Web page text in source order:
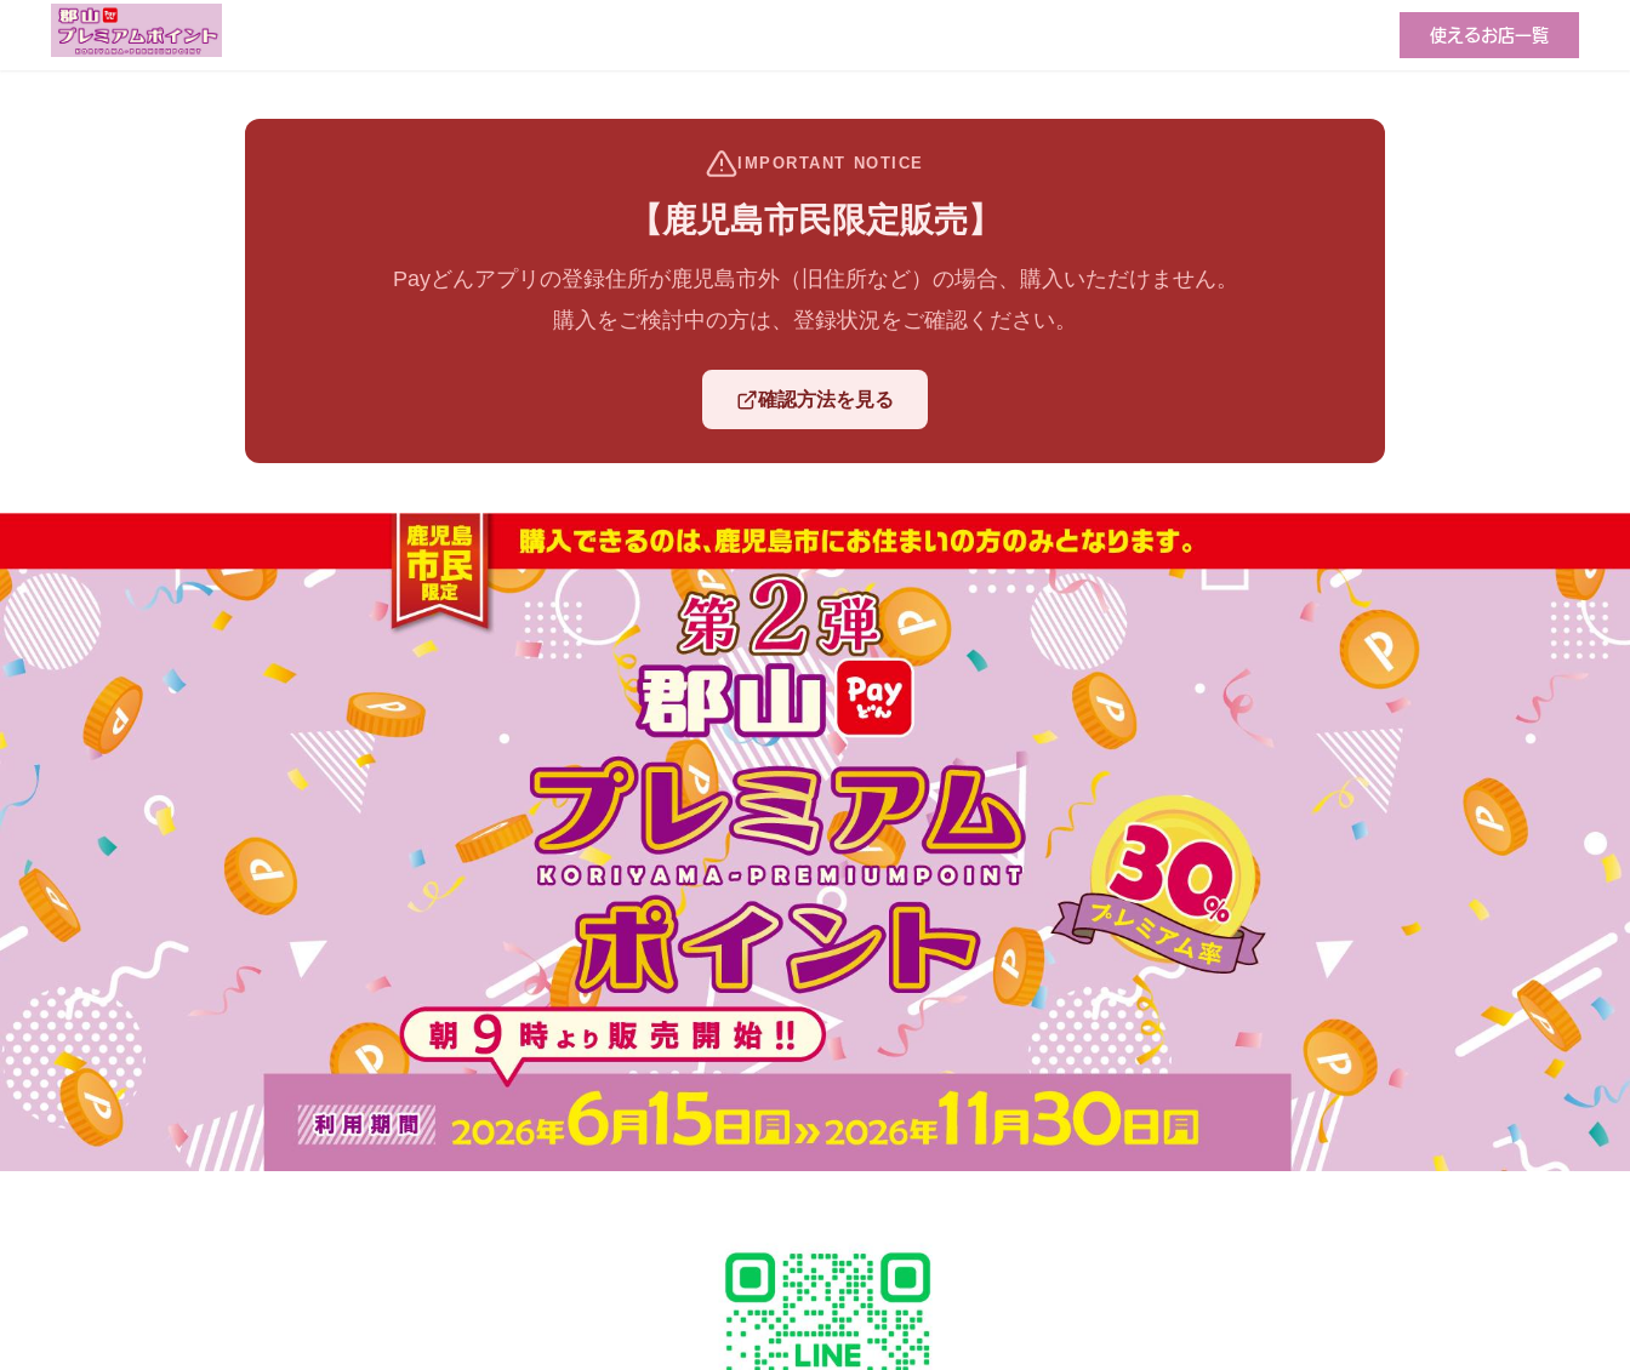
IMPORTANT NOTICE
【鹿児島市民限定販売】
Payどんアプリの登録住所が鹿児島市外（旧住所など）の場合、購入いただけません。
購入をご検討中の方は、登録状況をご確認ください。
確認方法を見る
使えるお店一覧